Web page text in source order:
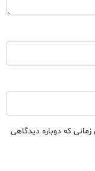
که دوباره دیدگاهی